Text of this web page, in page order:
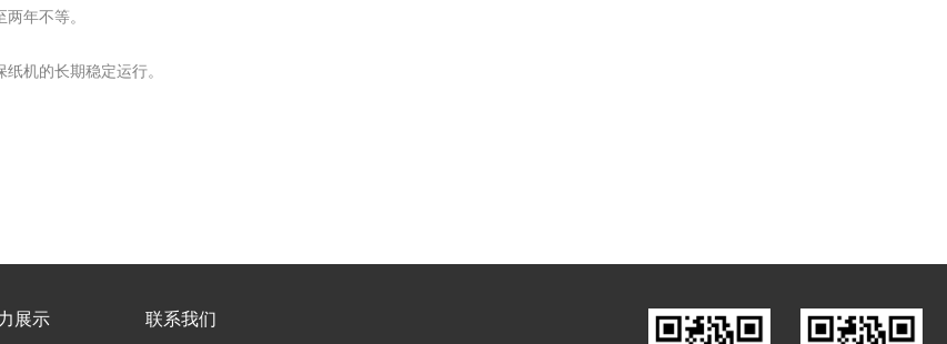
年不等。
机的长期稳定运行。
展示 联系我们